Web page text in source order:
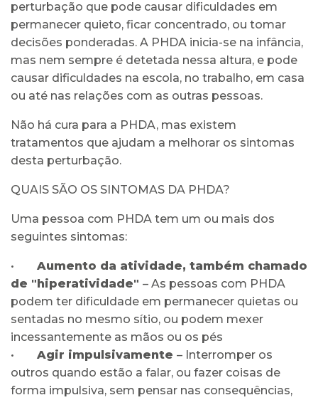
perturbação que pode causar dificuldades em
permanecer quieto, ficar concentrado, ou tomar
decisões ponderadas. A PHDA inicia-se na infância,
mas nem sempre é detetada nessa altura, e pode
causar dificuldades na escola, no trabalho, em casa
ou até nas relações com as outras pessoas.
Não há cura para a PHDA, mas existem
tratamentos que ajudam a melhorar os sintomas
desta perturbação.
QUAIS SÃO OS SINTOMAS DA PHDA?
Uma pessoa com PHDA tem um ou mais dos
seguintes sintomas:
• Aumento da atividade, também chamado
de "hiperatividade" – As pessoas com PHDA
podem ter dificuldade em permanecer quietas ou
sentadas no mesmo sítio, ou podem mexer
incessantemente as mãos ou os pés
• Agir impulsivamente – Interromper os
outros quando estão a falar, ou fazer coisas de
forma impulsiva, sem pensar nas consequências,